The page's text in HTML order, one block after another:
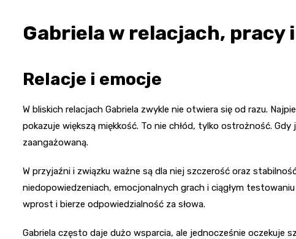
Gabriela w relacjach, pracy
Relacje i emocje
W bliskich relacjach Gabriela zwykle nie otwiera się od razu.
pokazuje większą miękkość. To nie chłód, tylko ostrożność.
zaangażowaną.
W przyjaźni i związku ważne są dla niej szczerość oraz
niedopowiedzeniach, emocjonalnych grach i ciągłym
wprost i bierze odpowiedzialność za słowa.
Gabriela często daje dużo wsparcia, ale jednocześnie oczekuje